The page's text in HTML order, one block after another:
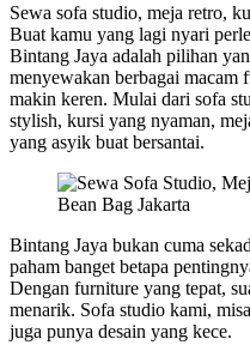
Sewa sofa studio, meja retro,
Buat kamu yang lagi nyari
Bintang Jaya adalah pilihan
menyewakan berbagai macam
makin keren. Mulai dari sofa
stylish, kursi yang nyaman,
yang asyik buat bersantai.
Bintang Jaya bukan cuma
paham banget betapa
Dengan furniture yang tepat,
menarik. Sofa studio kami,
juga punya desain yang kece.